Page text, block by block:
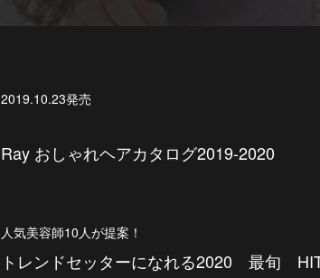
2019.10.23発売
Ray おしゃれヘアカタログ2019-2020
人気美容師10人が提案！
トレンドセッターになれる2020 最旬